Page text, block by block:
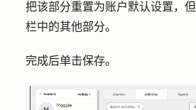
把该部分重置为账户默认设置，但
栏中的其他部分。
完成后单击保存。